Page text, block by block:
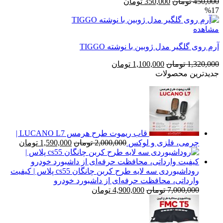
450,000 تومان
350,000 تومان
%17
مشاهده
آرم روی گلگیر مدل ژوبین با نوشته TIGGO
1,320,000 تومان قیمت
اصلی
بود.
1,100,000 تومان
جدیدترین محصولات
قاب ریموت طرح هرمس LUCANO L7 |
چرمی، فلزی و لوکس 2,000,000 تومان قیمت
اصلی
2,000,000 تومان
بود.
1,590,000 تومان
است.
روداشبوردی سه‌ لایه طرح کربن چانگان cs55 پلاس | کیفیت
وارداتی، محافظت حرفه‌ای از داشبورد خودرو
7,000,000 تومان قیمت
4,900,000 تومان